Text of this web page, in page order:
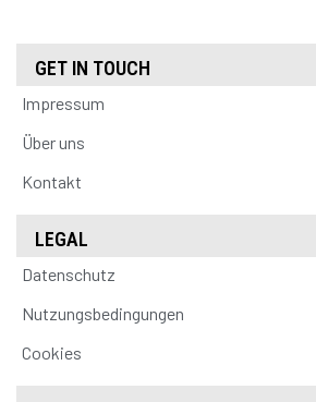
GET IN TOUCH
Impressum
Über uns
Kontakt
LEGAL
Datenschutz
Nutzungsbedingungen
Cookies